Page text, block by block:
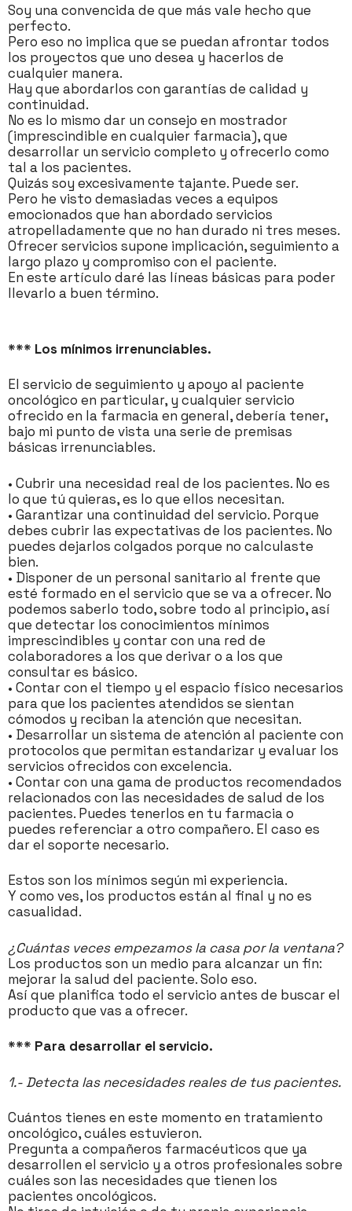
Soy una convencida de que más vale hecho que
perfecto.
Pero eso no implica que se puedan afrontar todos
los proyectos que uno desea y hacerlos de
cualquier manera.
Hay que abordarlos con garantías de calidad y
continuidad.
No es lo mismo dar un consejo en mostrador
(imprescindible en cualquier farmacia), que
desarrollar un servicio completo y ofrecerlo como
tal a los pacientes.
Quizás soy excesivamente tajante. Puede ser.
Pero he visto demasiadas veces a equipos
emocionados que han abordado servicios
atropelladamente que no han durado ni tres meses.
Ofrecer servicios supone implicación, seguimiento a
largo plazo y compromiso con el paciente.
En este artículo daré las líneas básicas para poder
llevarlo a buen término.
*** Los mínimos irrenunciables.
El servicio de seguimiento y apoyo al paciente
oncológico en particular, y cualquier servicio
ofrecido en la farmacia en general, debería tener,
bajo mi punto de vista una serie de premisas
básicas irrenunciables.
• Cubrir una necesidad real de los pacientes. No es
lo que tú quieras, es lo que ellos necesitan.
• Garantizar una continuidad del servicio. Porque
debes cubrir las expectativas de los pacientes. No
puedes dejarlos colgados porque no calculaste
bien.
• Disponer de un personal sanitario al frente que
esté formado en el servicio que se va a ofrecer. No
podemos saberlo todo, sobre todo al principio, así
que detectar los conocimientos mínimos
imprescindibles y contar con una red de
colaboradores a los que derivar o a los que
consultar es básico.
• Contar con el tiempo y el espacio físico necesarios
para que los pacientes atendidos se sientan
cómodos y reciban la atención que necesitan.
• Desarrollar un sistema de atención al paciente con
protocolos que permitan estandarizar y evaluar los
servicios ofrecidos con excelencia.
• Contar con una gama de productos recomendados
relacionados con las necesidades de salud de los
pacientes. Puedes tenerlos en tu farmacia o
puedes referenciar a otro compañero. El caso es
dar el soporte necesario.
Estos son los mínimos según mi experiencia.
Y como ves, los productos están al final y no es
casualidad.
¿Cuántas veces empezamos la casa por la ventana?
Los productos son un medio para alcanzar un fin:
mejorar la salud del paciente. Solo eso.
Así que planifica todo el servicio antes de buscar el
producto que vas a ofrecer.
*** Para desarrollar el servicio.
1.- Detecta las necesidades reales de tus pacientes.
Cuántos tienes en este momento en tratamiento
oncológico, cuáles estuvieron.
Pregunta a compañeros farmacéuticos que ya
desarrollen el servicio y a otros profesionales sobre
cuáles son las necesidades que tienen los
pacientes oncológicos.